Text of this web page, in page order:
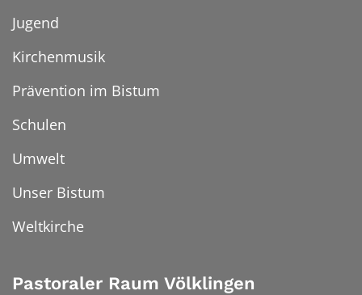
Jugend
Kirchenmusik
Prävention im Bistum
Schulen
Umwelt
Unser Bistum
Weltkirche
Pastoraler Raum Völklingen